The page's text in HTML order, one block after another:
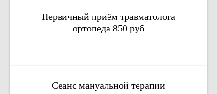
Первичный приём травматолога
ортопеда 850 руб
Сеанс мануальной терапии